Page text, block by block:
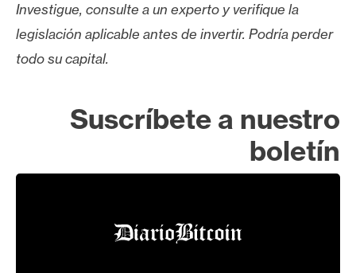
Investigue, consulte a un experto y verifique la
legislación aplicable antes de invertir. Podría perder
todo su capital.
Suscríbete a nuestro
boletín